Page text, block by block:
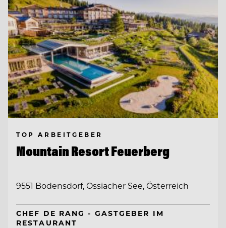
TOP ARBEITGEBER
Mountain Resort Feuerberg
9551 Bodensdorf, Ossiacher See, Österreich
CHEF DE RANG - GASTGEBER IM
RESTAURANT